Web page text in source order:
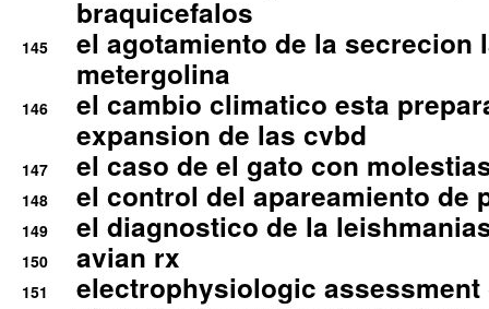
braquicefalos
145
el agotamiento de la secrecion
metergolina
146
el cambio climatico esta
expansion de las cvbd
147 el caso de el gato con
148 el control del apareamiento de
149 el diagnostico de la
150 avian rx
151
electrophysiologic assessment